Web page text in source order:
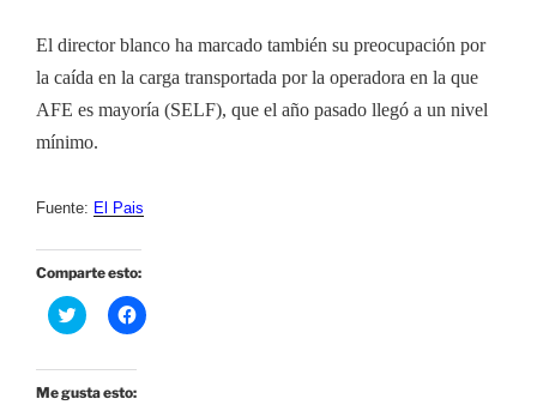
El director blanco ha marcado también su preocupación por
la caída en la carga transportada por la operadora en la que
AFE es mayoría (SELF), que el año pasado llegó a un nivel
mínimo.
Fuente: El Pais
Comparte esto:
H
a
l
i
c
H
a
Me gusta esto: